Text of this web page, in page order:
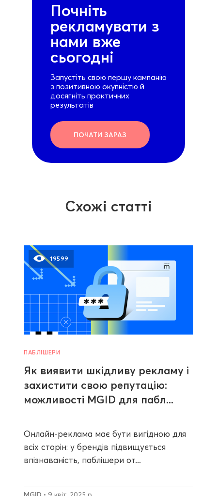
Почніть
рекламувати з
нами вже
сьогодні
Запустіть свою першу кампанію
з позитивною окупністю й
досягніть практичних
результатів
ПОЧАТИ ЗАРАЗ
Схожі статті
19599
ПАБЛІШЕРИ
Як виявити шкідливу рекламу і
захистити свою репутацію:
можливості MGID для пабл...
Онлайн-реклама має бути вигідною для
всіх сторін: у брендів підвищується
впізнаваність, паблішери от...